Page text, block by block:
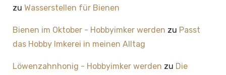
zu Wasserstellen für Bienen
Bienen im Oktober - Hobbyimker werden zu Passt
das Hobby Imkerei in meinen Alltag
Löwenzahnhonig - Hobbyimker werden zu Die